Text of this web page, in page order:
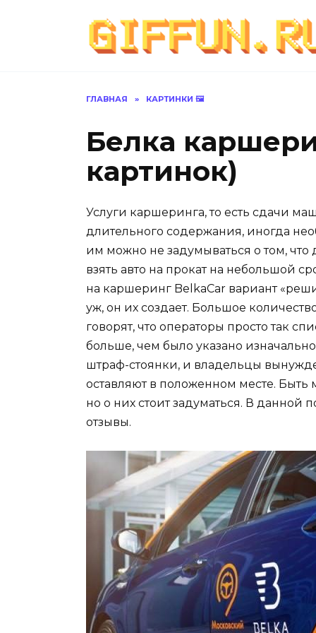
ГЛАВНАЯ » КАРТИНКИ 🖼
Белка
картинок)
Услуги каршеринга, то есть сдачи
длительного содержания, иногда
им можно не задумываться о том,
взять авто на прокат на небольшой
на каршеринг BelkaCar вариант
уж, он их создает. Большое
говорят, что операторы просто так
больше, чем было указано
штраф-стоянки, и владельцы
оставляют в положенном месте. Быть
но о них стоит задуматься. В
отзывы.